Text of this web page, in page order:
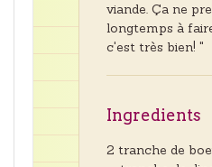
viande. Ça ne
longtemps à
c'est très bien! "
Ingredients
2 tranche de